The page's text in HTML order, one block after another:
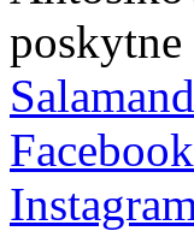
poskytne